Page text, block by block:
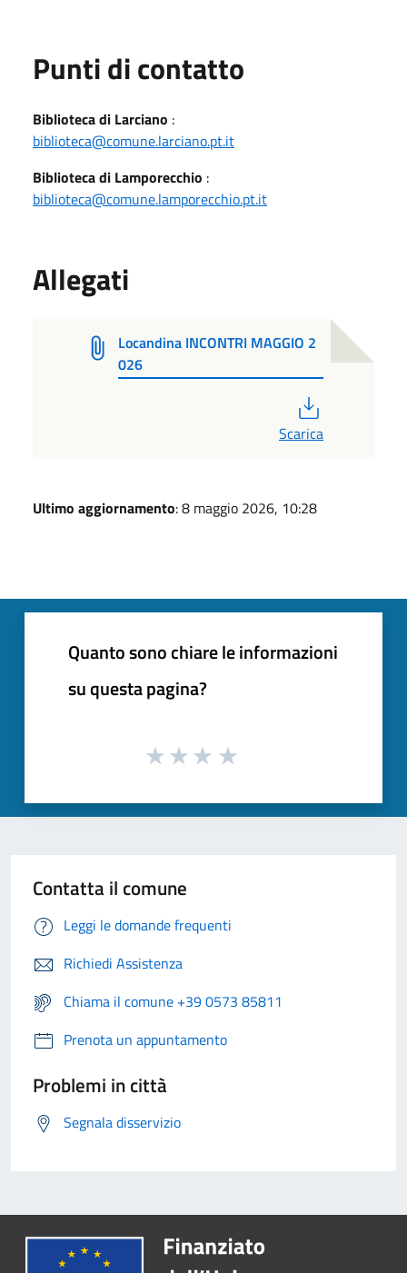
Punti di contatto
Biblioteca di Larciano :
biblioteca@comune.larciano.pt.it
Biblioteca di Lamporecchio :
biblioteca@comune.lamporecchio.pt.it
Allegati
Locandina INCONTRI MAGGIO 2
026
Scarica
Ultimo aggiornamento: 8 maggio 2026, 10:28
Quanto sono chiare le informazioni
su questa pagina?
Contatta il comune
Leggi le domande frequenti
Richiedi Assistenza
Chiama il comune +39 0573 85811
Prenota un appuntamento
Problemi in città
Segnala disservizio